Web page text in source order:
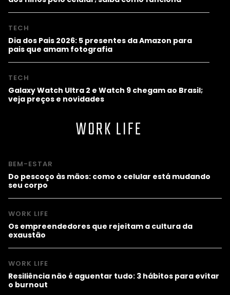
TECH
Dia dos Pais 2026: 5 presentes da Amazon para
pais que amam fotografia
TECH
Galaxy Watch Ultra 2 e Watch 9 chegam ao Brasil;
veja preços e novidades
WORK LIFE
BEM-ESTAR
Do pescoço às mãos: como o celular está mudando
seu corpo
WORK LIFE
Os empreendedores que rejeitam a cultura da
exaustão
WORK LIFE
Resiliência não é aguentar tudo: 3 hábitos para evitar
o burnout